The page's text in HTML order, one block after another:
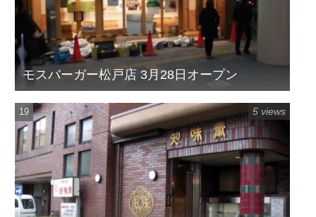
モスバーガー松戸店 3月28日オープン
5 views